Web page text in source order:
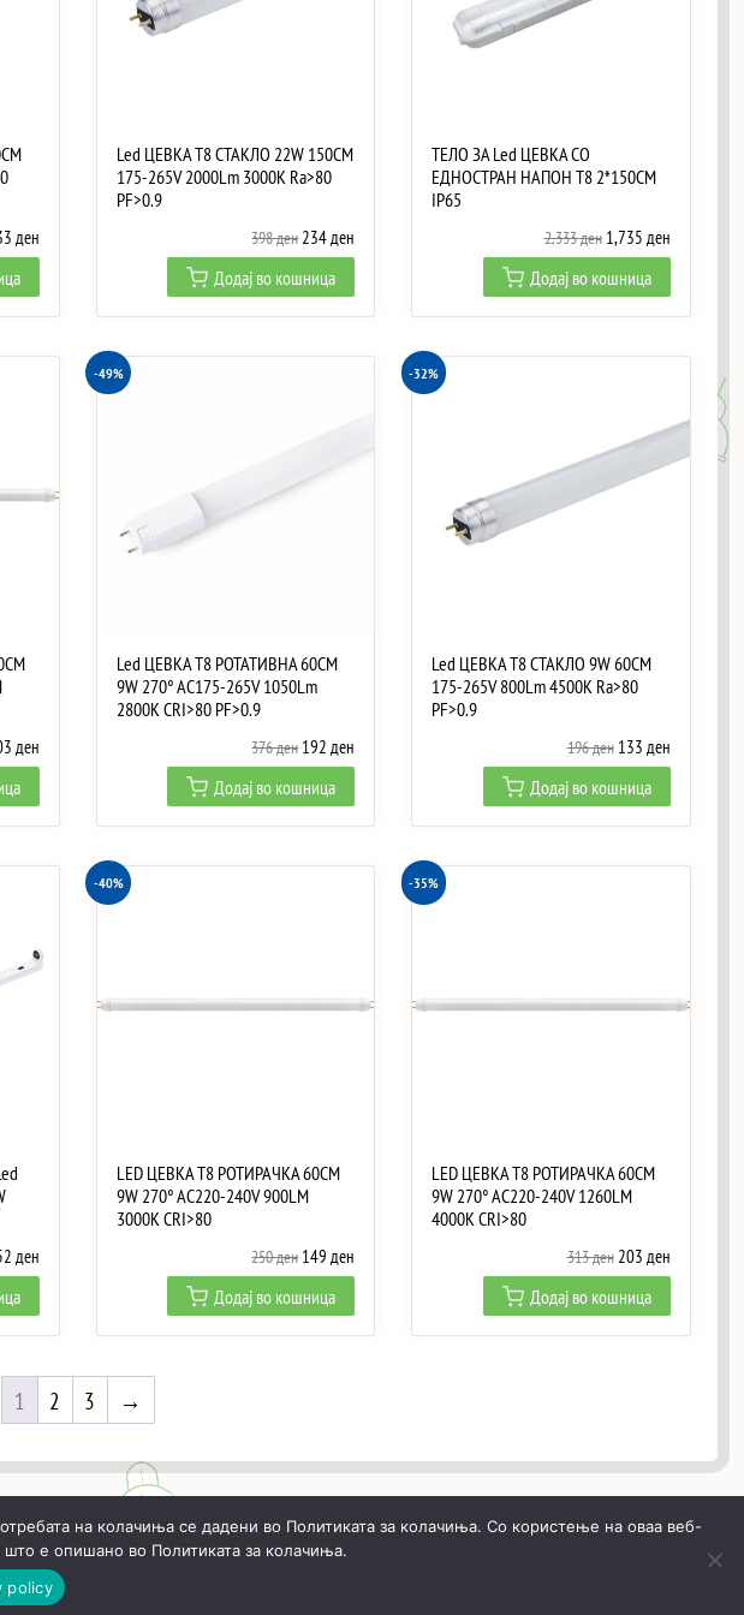
ден.
ден
price
is:
133 ден.
Led ЦЕВКА T8 СТАКЛО 22W 150CM
175-265V 2000Lm 3000K Ra>80
PF>0.9
398ден Original
price
was:
398 ден.
234ден
price
is:
234 ден.
Додај во кошница
ТЕЛО ЗА Led ЦЕВКА СО
ЕДНОСТРАН НАПОН T8 2*150CM
IP65
2,333ден Original
price
was:
2,333 ден.
1,735 денCurrent
price
is:
1,735 ден.
Додај во кошница
ден.
ден
price
is:
203 ден.
-49%
Led ЦЕВКА T8 РОТАТИВНА 60CM
9W 270° AC175-265V 1050Lm
2800K CRI>80 PF>0.9
376ден Original
price
was:
376 ден.
192ден
price
is:
192 ден.
Додај во кошница
-32%
Led ЦЕВКА T8 СТАКЛО 9W 60CM
175-265V 800Lm 4500K Ra>80
PF>0.9
196ден Original
price
was:
196 ден.
133 денCurrent
price
is:
133 ден.
Додај во кошница
ден.
ден
price
is:
152 ден.
-40%
LED ЦЕВКА T8 РОТИРАЧКА 60CM
9W 270° AC220-240V 900LM
3000K CRI>80
250ден Original
price
was:
250 ден.
149ден
price
is:
149 ден.
Додај во кошница
-35%
LED ЦЕВКА T8 РОТИРАЧКА 60CM
9W 270° AC220-240V 1260LM
4000K CRI>80
313ден Original
price
was:
313 ден.
203 денCurrent
price
is:
203 ден.
Додај во кошница
1 2 3 →
НАС КОНТАКТИ
на колачиња се дадени во Политиката за колачиња. Со користење на оваа веб-
што е опишано во Политиката за колачиња.
policy